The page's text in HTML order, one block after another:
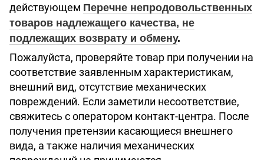
действующем Перечне непродовольственных
товаров надлежащего качества, не
подлежащих возврату и обмену.
Пожалуйста, проверяйте товар при получении на
соответствие заявленным характеристикам,
внешний вид, отсутствие механических
повреждений. Если заметили несоответствие,
свяжитесь с оператором контакт-центра. После
получения претензии касающиеся внешнего
вида, а также наличия механических